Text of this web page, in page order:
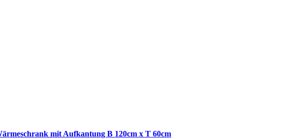
mit Aufkantung B 120cm x T 60cm